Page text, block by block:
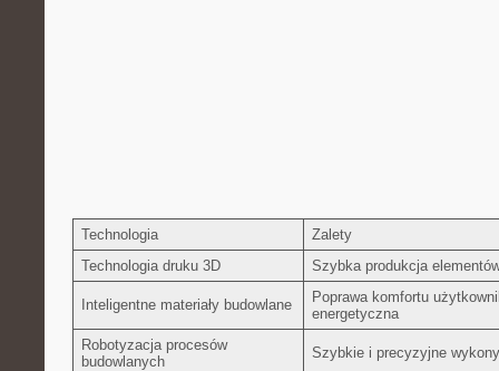
Technologia
Zalety
Technologia⁤ druku 3D
Szybka produkcja
Inteligentne materiały budowlane
Poprawa komfortu
energetyczna
Robotyzacja‍ procesów
budowlanych
Szybkie⁢ i precyzyjne